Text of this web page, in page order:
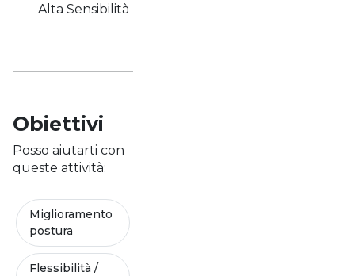
Alta Sensibilità
Obiettivi
Posso aiutarti con
queste attività:
Miglioramento
postura
Flessibilità /